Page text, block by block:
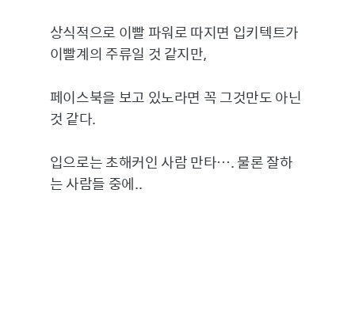
상식적으로 이빨 파워로 따지면 입키텍트가
이빨계의 주류일 것 같지만,
페이스북을 보고 있노라면 꼭 그것만도 아닌
것 같다.
입으로는 초해커인 사람 만타…. 물론 잘하
는 사람들 중에..